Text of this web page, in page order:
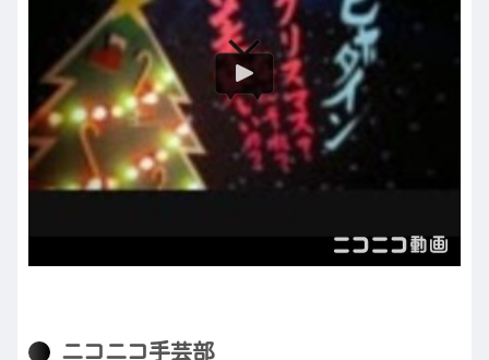
ニコニコ手芸部